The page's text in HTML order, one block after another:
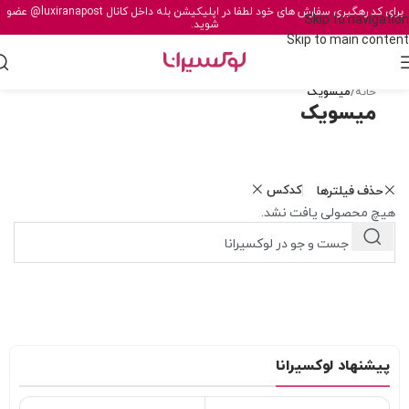
Skip to navigation
Skip to main content
برای کد رهگیری سفارش های خود لطفا در اپلیکیشن بله داخل کانال@luxiranapost عضو
شوید.
خانه/میسویک
میسویک
حذف فیلترها کدکس
هیچ محصولی یافت نشد.
پیشنهاد لوکسیرانا